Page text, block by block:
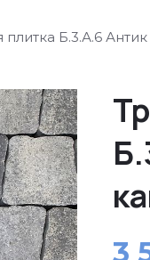
плитка Б.3.А.6
3